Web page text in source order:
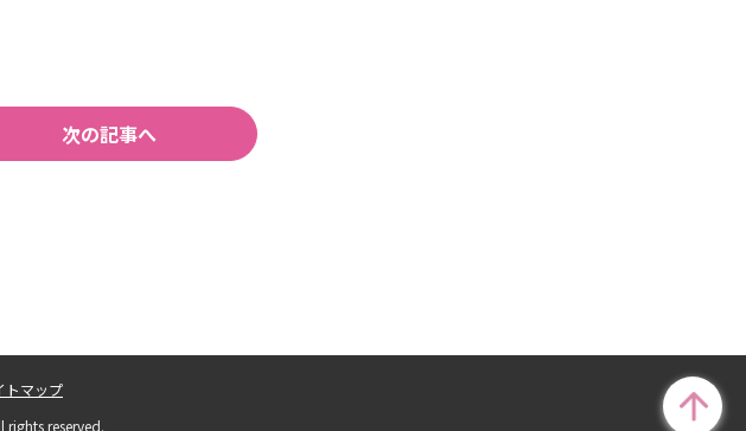
次の記事へ
トマップ
rights reserved.